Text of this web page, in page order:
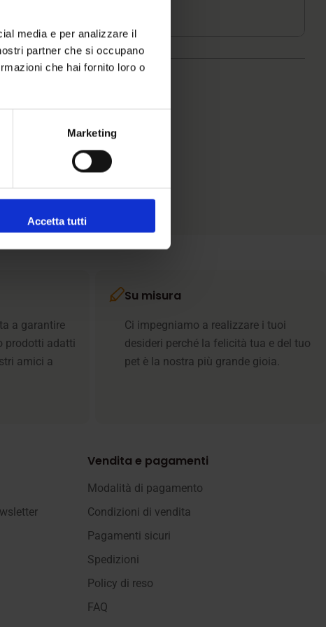
media e per analizzare il
partner che si occupano
che hai fornito loro o
Marketing
Accetta tutti
a garantire
prodotti adatti
amici a
Su misura
Ci impegniamo a realizzare i tuoi
desideri perché la felicità tua e del tuo
pet è la nostra più grande gioia.
Vendita e pagamenti
Modalità di pagamento
Condizioni di vendita
Pagamenti sicuri
Spedizioni
Policy di reso
FAQ